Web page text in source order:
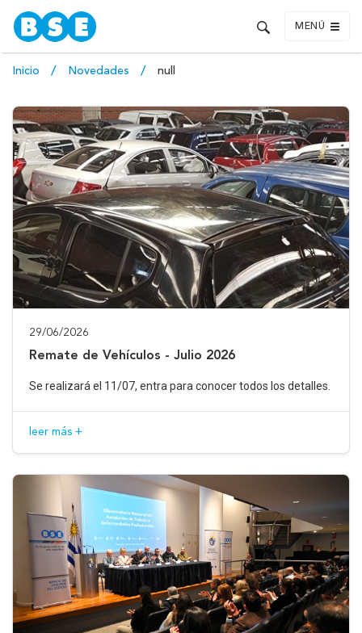
MENÚ
Inicio Novedades null
29/06/2026
Remate de Vehículos - Julio 2026
Se realizará el 11/07, entra para conocer todos los detalles.
leer más +